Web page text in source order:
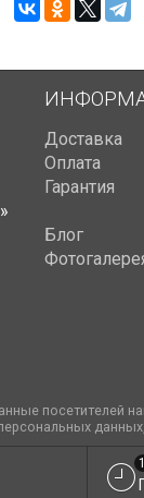
Доставка
Оплата
Гарантия
Блог
посетителей
1